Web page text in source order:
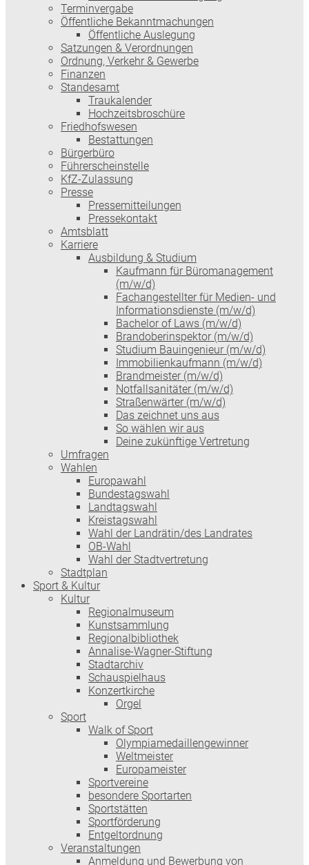
Terminvergabe
Öffentliche Bekanntmachungen
Öffentliche Auslegung
Satzungen & Verordnungen
Ordnung, Verkehr & Gewerbe
Finanzen
Standesamt
Traukalender
Hochzeitsbroschüre
Friedhofswesen
Bestattungen
Bürgerbüro
Führerscheinstelle
KfZ-Zulassung
Presse
Pressemitteilungen
Pressekontakt
Amtsblatt
Karriere
Ausbildung & Studium
Kaufmann für Büromanagement
(m/w/d)
Fachangestellter für Medien- und
Informationsdienste (m/w/d)
Bachelor of Laws (m/w/d)
Brandoberinspektor (m/w/d)
Studium Bauingenieur (m/w/d)
Immobilienkaufmann (m/w/d)
Brandmeister (m/w/d)
Notfallsanitäter (m/w/d)
Straßenwärter (m/w/d)
Das zeichnet uns aus
So wählen wir aus
Deine zukünftige Vertretung
Umfragen
Wahlen
Europawahl
Bundestagswahl
Landtagswahl
Kreistagswahl
Wahl der Landrätin/des Landrates
OB-Wahl
Wahl der Stadtvertretung
Stadtplan
Sport & Kultur
Kultur
Regionalmuseum
Kunstsammlung
Regionalbibliothek
Annalise-Wagner-Stiftung
Stadtarchiv
Schauspielhaus
Konzertkirche
Orgel
Sport
Walk of Sport
Olympiamedaillengewinner
Weltmeister
Europameister
Sportvereine
besondere Sportarten
Sportstätten
Sportförderung
Entgeltordnung
Veranstaltungen
Anmeldung und Bewerbung von